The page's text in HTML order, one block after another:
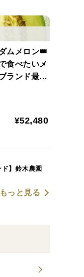
だ海からの
いやみつき
させる完熟
フも絶賛し
ムメロン👑
食べたいメ
ランド最高
¥52,480
ド】鈴木農園
もっと見る